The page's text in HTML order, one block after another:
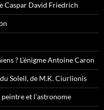
Caspar David Friedrich
? L’énigme Antoine Caron
Soleil, de M.K. Ciurlionis
et l’astronome